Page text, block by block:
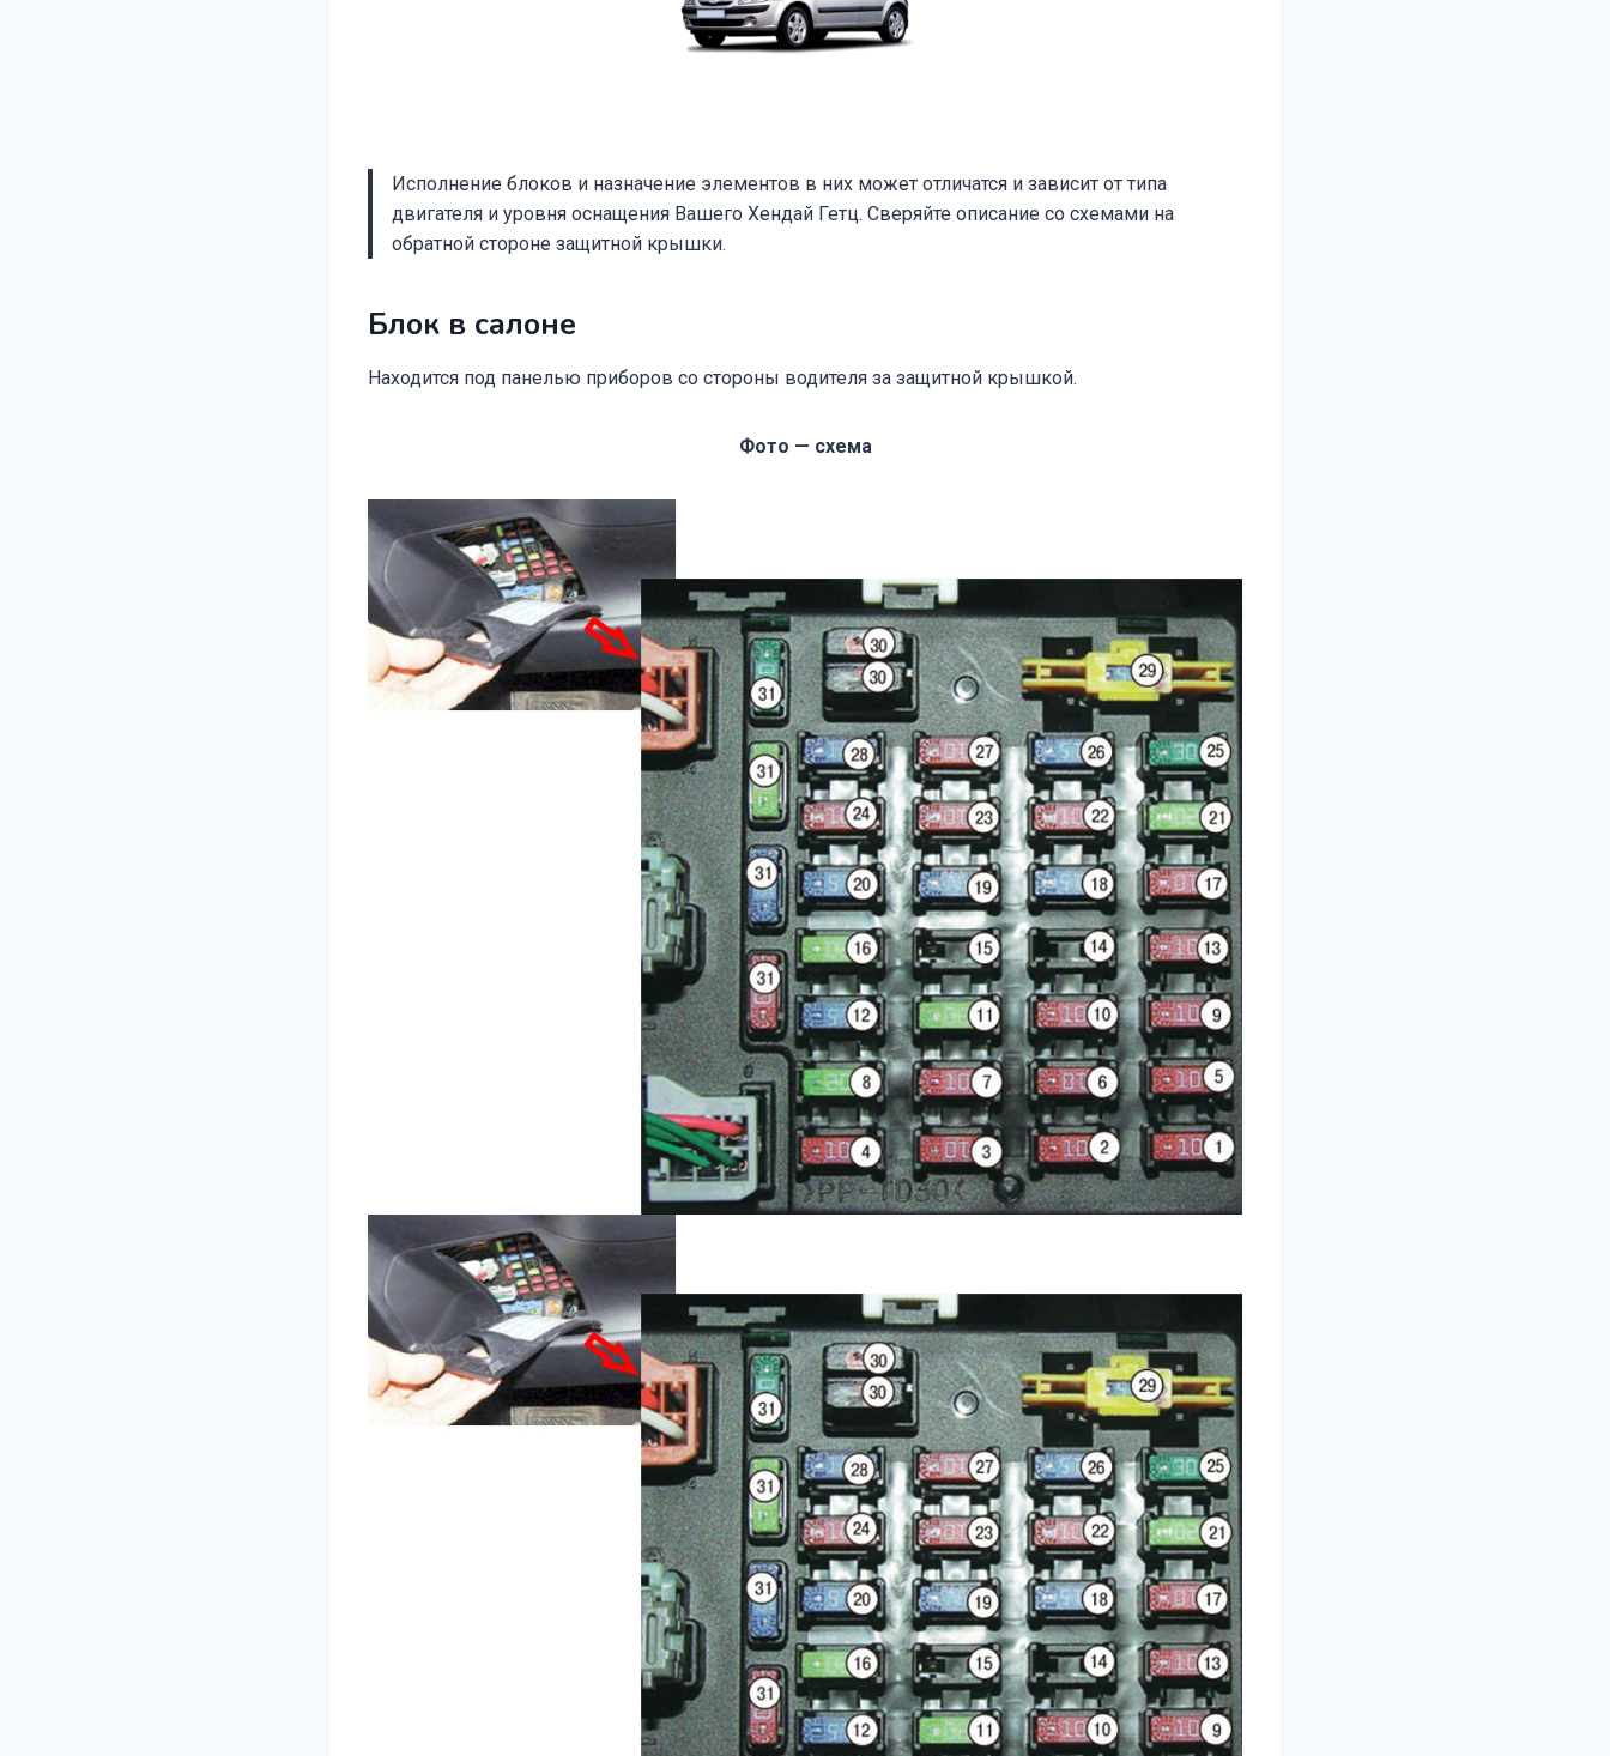
Исполнение блоков и назначение элементов в них может отличатся и зависит от типа
двигателя и уровня оснащения Вашего Хендай Гетц. Сверяйте описание со схемами на
обратной стороне защитной крышки.
Блок в салоне
Находится под панелью приборов со стороны водителя за защитной крышкой.
Фото — схема